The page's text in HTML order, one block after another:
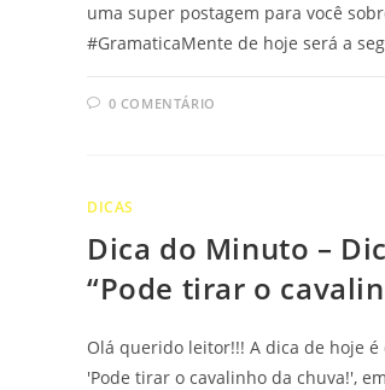
uma super postagem para você
#GramaticaMente de hoje será a
0 COMENTÁRIO
DICAS
Dica do Minuto –
“Pode tirar o
Olá querido leitor!!! A dica de hoje
'Pode tirar o cavalinho da chuva!',